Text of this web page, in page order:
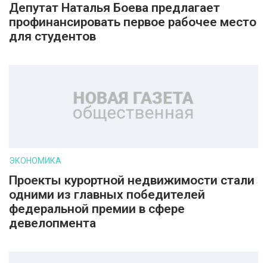
Депутат Наталья Боева предлагает
профинансировать первое рабочее место
для студентов
ЭКОНОМИКА
Проекты курортной недвижимости стали
одними из главных победителей
федеральной премии в сфере
девелопмента